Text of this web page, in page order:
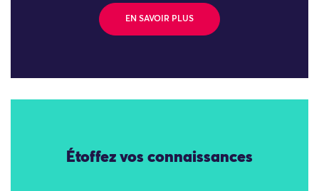
EN SAVOIR PLUS
Étoffez vos connaissances